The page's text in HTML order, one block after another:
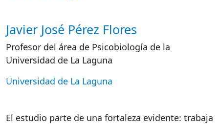
Autor/es reacciones
Javier José Pérez Flores
Profesor del área de Psicobiología de la
Universidad de La Laguna
Universidad de La Laguna
El estudio parte de una fortaleza evidente: trabaja